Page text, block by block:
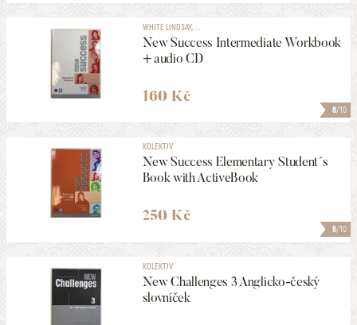
8/10
WHITE LINDSAY, ...
New Success Intermediate Workbook
+ audio CD
160 Kč
8/10
KOLEKTIV
New Success Elementary Student´s
Book with ActiveBook
250 Kč
KOLEKTIV
New Challenges 3 Anglicko-český
slovníček